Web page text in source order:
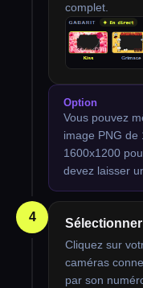
complet.
Option
Vous pouvez
image PNG de
1600x1200
devez laisser
4
Cliquez sur
caméras
par son